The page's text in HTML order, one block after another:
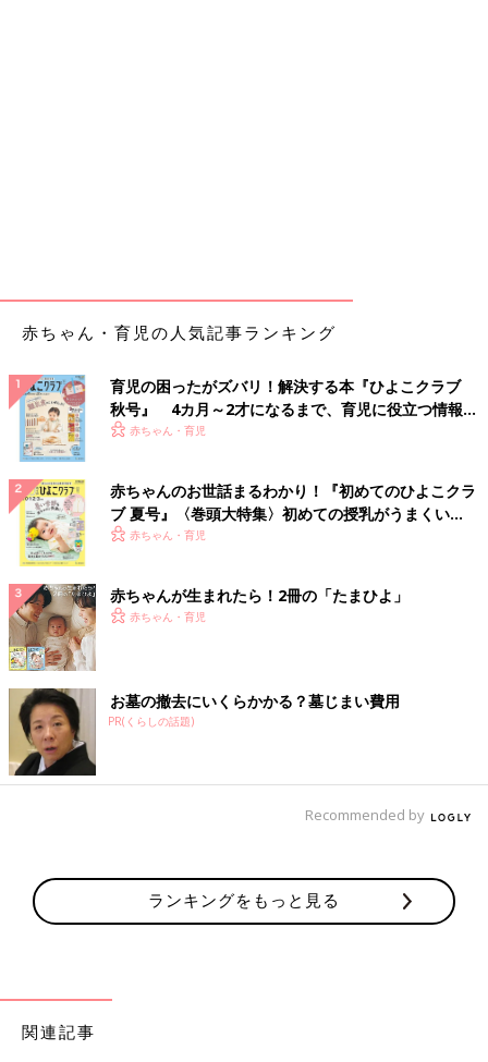
赤ちゃん・育児の人気記事ランキング
育児の困ったがズバリ！解決する本『ひよこクラブ
秋号』 4カ月～2才になるまで、育児に役立つ情報が
いっぱい！
赤ちゃん・育児
赤ちゃんのお世話まるわかり！『初めてのひよこクラ
ブ 夏号』〈巻頭大特集〉初めての授乳がうまくい
く！ おっぱい・ミルクの基本と夏のトラブル 解決テ
赤ちゃん・育児
赤ちゃんが生まれたら！2冊の「たまひよ」
赤ちゃん・育児
お墓の撤去にいくらかかる？墓じまい費用
PR(くらしの話題)
Recommended by
ランキングをもっと見る
関連記事